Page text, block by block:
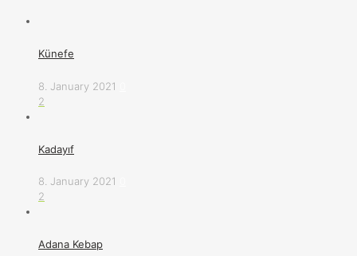
Künefe
8. January 2021
2
Kadayıf
8. January 2021
2
Adana Kebap